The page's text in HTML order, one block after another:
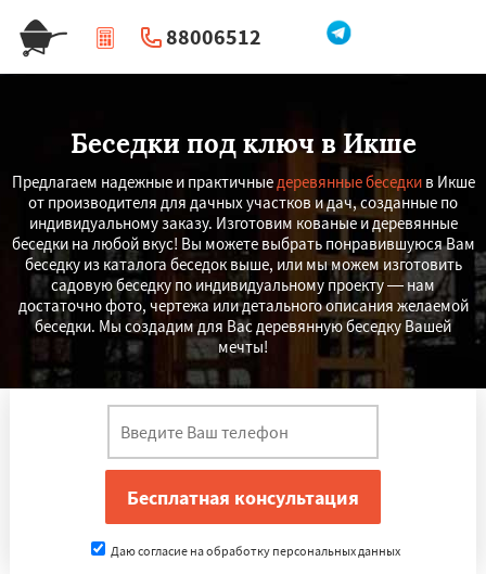
88006512
| Перезвоните мне
Беседки под ключ в Икше
Предлагаем надежные и практичныедеревянные беседкив Икше
от производителя для дачных участков и дач, созданные по
индивидуальному заказу. Изготовим кованые и деревянные
беседки на любой вкус! Вы можете выбрать понравившуюся Вам
беседку из каталога беседок выше, или мы можем изготовить
садовую беседку по индивидуальному проекту — нам
достаточно фото, чертежа или детального описания желаемой
беседки. Мы создадим для Вас деревянную беседку Вашей
мечты!
Даю согласие на обработку персональных данных